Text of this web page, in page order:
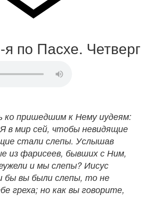
по Пасхе. Четверг
ко пришедшим к Нему иудеям:
в мир сей, чтобы невидящие
стали слепы. Услышав
из фарисеев, бывших с Ним,
и мы слепы? Иисус
бы вы были слепы, то не
греха; но как вы говорите,